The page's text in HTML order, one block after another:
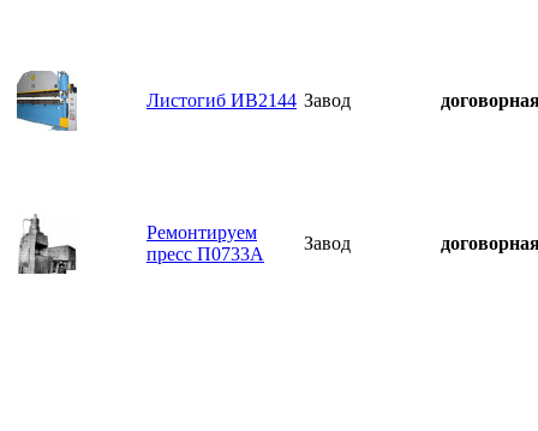
Листогиб ИВ2144 Завод
Ремонтируем
пресс П0733А
Завод